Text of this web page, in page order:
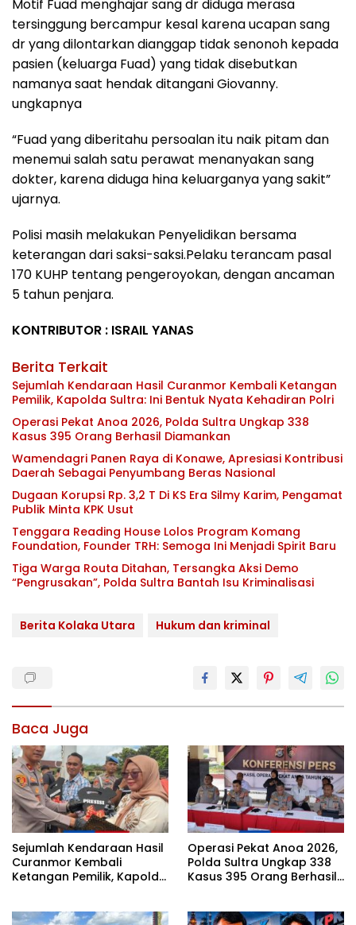
Motif Fuad menghajar sang dr diduga merasa
tersinggung bercampur kesal karena ucapan sang
dr yang dilontarkan dianggap tidak senonoh kepada
pasien (keluarga Fuad) yang tidak disebutkan
namanya saat hendak ditangani Giovanny.
ungkapnya
“Fuad yang diberitahu persoalan itu naik pitam dan
menemui salah satu perawat menanyakan sang
dokter, karena diduga hina keluarganya yang sakit”
ujarnya.
Polisi masih melakukan Penyelidikan bersama
keterangan dari saksi-saksi.Pelaku terancam pasal
170 KUHP tentang pengeroyokan, dengan ancaman
5 tahun penjara.
KONTRIBUTOR : ISRAIL YANAS
Berita Terkait
Sejumlah Kendaraan Hasil Curanmor Kembali Ketangan
Pemilik, Kapolda Sultra: Ini Bentuk Nyata Kehadiran Polri
Operasi Pekat Anoa 2026, Polda Sultra Ungkap 338
Kasus 395 Orang Berhasil Diamankan
Wamendagri Panen Raya di Konawe, Apresiasi Kontribusi
Daerah Sebagai Penyumbang Beras Nasional
Dugaan Korupsi Rp. 3,2 T Di KS Era Silmy Karim, Pengamat
Publik Minta KPK Usut
Tenggara Reading House Lolos Program Komang
Foundation, Founder TRH: Semoga Ini Menjadi Spirit Baru
Tiga Warga Routa Ditahan, Tersangka Aksi Demo
“Pengrusakan”, Polda Sultra Bantah Isu Kriminalisasi
Berita Kolaka Utara Hukum dan kriminal
Baca Juga
Sejumlah Kendaraan Hasil
Curanmor Kembali
Ketangan Pemilik, Kapolda
Operasi Pekat Anoa 2026,
Polda Sultra Ungkap 338
Kasus 395 Orang Berhasil